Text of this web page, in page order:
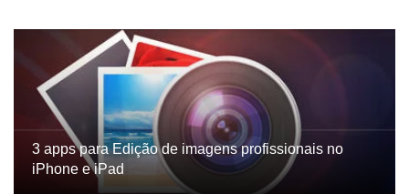
3 apps para Edição de imagens profissionais no
iPhone e iPad